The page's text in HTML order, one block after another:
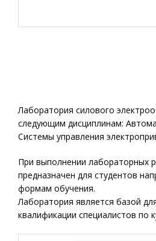
Лаборатория силового
следующим дисциплинам:
Системы управления
При выполнении лабораторных
предназначен для студентов
формам обучения.
Лаборатория является базой
квалификации специалистов по